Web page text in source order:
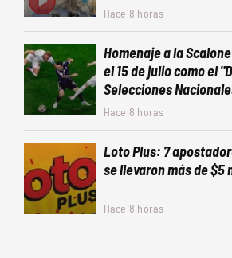
Hace 8 horas
Homenaje a la
el 15 de julio como el
Selecciones
Hace 8 horas
Loto Plus: 7
se llevaron más de $5
Hace 8 horas